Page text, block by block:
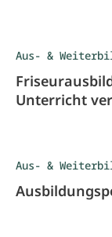
Aus- &
Unterricht
Aus- &